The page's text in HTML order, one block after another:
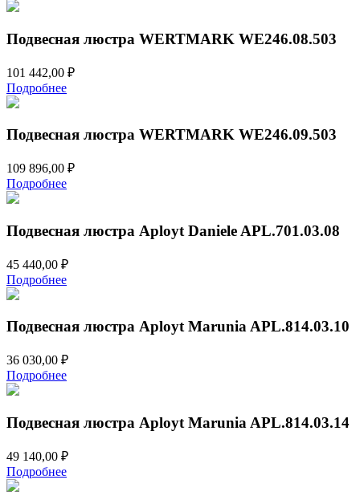
Подвесная люстра WERTMARK WE246.08.503
101 442,00 ₽
Подробнее
Подвесная люстра WERTMARK WE246.09.503
109 896,00 ₽
Подробнее
Подвесная люстра Aployt Daniele APL.701.03.08
45 440,00 ₽
Подробнее
Подвесная люстра Aployt Marunia APL.814.03.10
36 030,00 ₽
Подробнее
Подвесная люстра Aployt Marunia APL.814.03.14
49 140,00 ₽
Подробнее